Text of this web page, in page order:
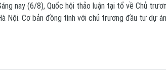
nay (6/8), Quốc hội thảo luận tại tổ về Chủ
Nội. Cơ bản đồng tình với chủ trương đầu tư dự